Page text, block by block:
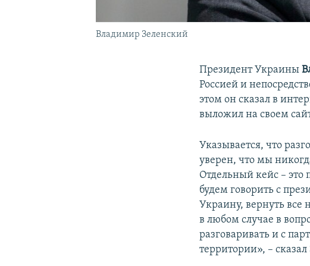
Владимир Зеленский
Президент Украины
Россией и
этом он сказал в
выложил на своем
Указывается, что
уверен, что мы
Отдельный кейс –
будем говорить с
Украину, вернуть
в любом случае в
разговаривать и с
территории», –